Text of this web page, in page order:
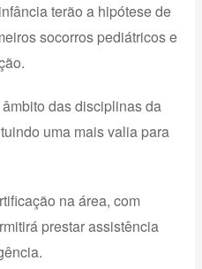
terão a hipótese de
socorros pediátricos e
das disciplinas da
uma mais valia para
na área, com
prestar assistência